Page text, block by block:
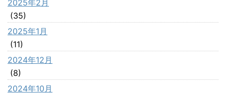
2025年2月
(35)
2025年1月
(11)
2024年12月
(8)
2024年10月